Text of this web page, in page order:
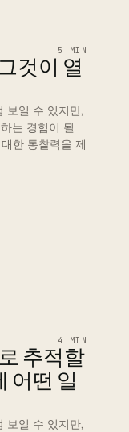
5 MIN
것이 열
보일 수 있지만,
는 경험이 될
한 통찰력을 제
4 MIN
추적할
어떤 일
보일 수 있지만,